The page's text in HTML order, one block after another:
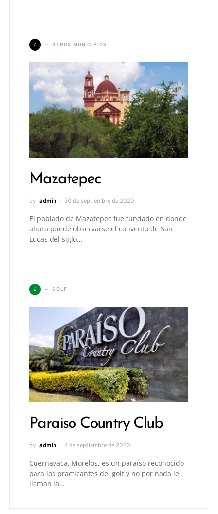
O OTROS MUNICIPIOS
Mazatepec
by admin 30 de septiembre de 2020
El poblado de Mazatepec fue fundado en donde
ahora puede observarse el convento de San
Lucas del siglo…
G GOLF
Paraiso Country Club
by admin 4 de septiembre de 2020
Cuernavaca, Morelos, es un paraíso reconocido
para los practicantes del golf y no por nada le
llaman la…